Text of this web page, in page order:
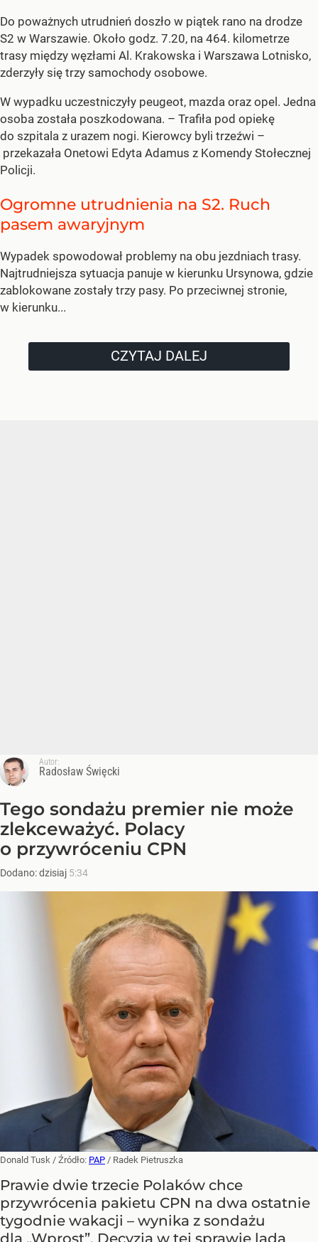
Do poważnych utrudnień doszło w piątek rano na drodze
S2 w Warszawie. Około godz. 7.20, na 464. kilometrze
trasy między węzłami Al. Krakowska i Warszawa Lotnisko,
zderzyły się trzy samochody osobowe.
W wypadku uczestniczyły peugeot, mazda oraz opel. Jedna
osoba została poszkodowana. – Trafiła pod opiekę
do szpitala z urazem nogi. Kierowcy byli trzeźwi –
przekazała Onetowi Edyta Adamus z Komendy Stołecznej
Policji.
Ogromne utrudnienia na S2. Ruch
pasem awaryjnym
Wypadek spowodował problemy na obu jezdniach trasy.
Najtrudniejsza sytuacja panuje w kierunku Ursynowa, gdzie
zablokowane zostały trzy pasy. Po przeciwnej stronie,
w kierunku...
CZYTAJ DALEJ
Autor:
Radosław Święcki
Tego sondażu premier nie może
zlekceważyć. Polacy
o przywróceniu CPN
Dodano:dzisiaj 5:34
Donald Tusk / Źródło: PAP / Radek Pietruszka
Prawie dwie trzecie Polaków chce
przywrócenia pakietu CPN na dwa ostatnie
tygodnie wakacji – wynika z sondażu
dla „Wprost”. Decyzja w tej sprawie lada